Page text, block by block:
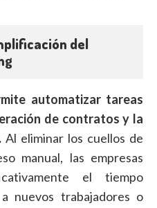
del
automatizar tareas
de contratos y la
Al eliminar los cuellos de
manual, las empresas
el tiempo
nuevos trabajadores o